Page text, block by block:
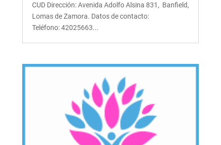
CUD Dirección: Avenida Adolfo Alsina 831, Banfield,
Lomas de Zamora. Datos de contacto:
Teléfono: 42025663...